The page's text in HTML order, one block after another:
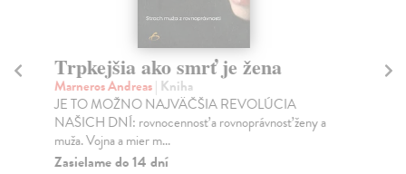
Trpkejšia ako smrť je žena
Marneros Andreas| Kniha
JE TO MOŽNO NAJVÄČŠIA REVOLÚCIA
NAŠICH DNÍ: rovnocennosť a rovnoprávnosť ženy a
muža. Vojna a mier m...
Zasielame do 14 dní